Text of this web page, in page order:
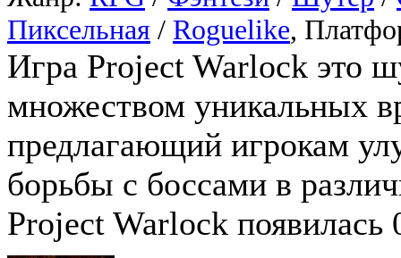
Пиксельная / Roguelike,
Игра Project Warlock это
множеством уникальных
предлагающий игрокам
борьбы с боссами в
Project Warlock появилась